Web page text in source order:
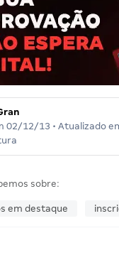
02/12/13 • Atualizado
sobre:
em destaque